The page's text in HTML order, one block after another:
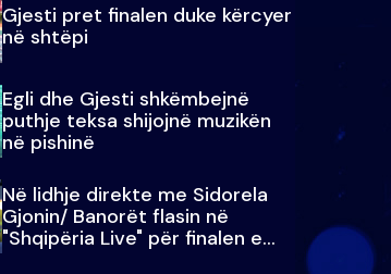
Gjesti pret finalen duke kërcyer
në shtëpi
Egli dhe Gjesti shkëmbejnë
puthje teksa shijojnë muzikën
në pishinë
Në lidhje direkte me Sidorela
Gjonin/ Banorët flasin në
"Shqipëria Live" për finalen e
madhe